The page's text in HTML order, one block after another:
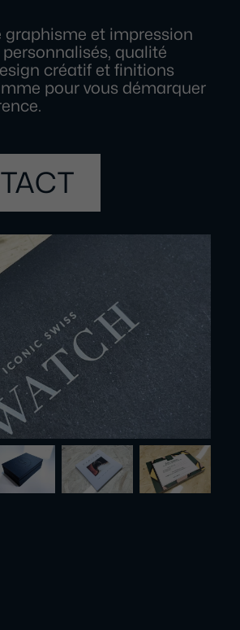
graphisme et impression
qualité
créatif et finitions
pour vous démarquer